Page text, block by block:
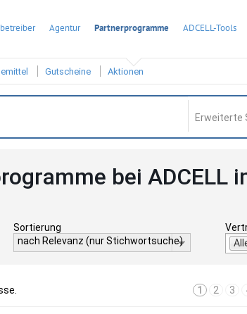
Agentur Partnerprogramme ADCELL-Tools
Gutscheine Aktionen
Erweiterte
bei ADCELL
Sortierung
nach Relevanz (nur Stichwortsuche)
1 2 3